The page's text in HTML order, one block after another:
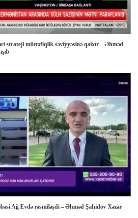
strateji müttəfiqlik səviyyəsinə qalxır – Əhməd
Ağ Evdə rəsmiləşdi – Əhməd Şahidov Xəzər